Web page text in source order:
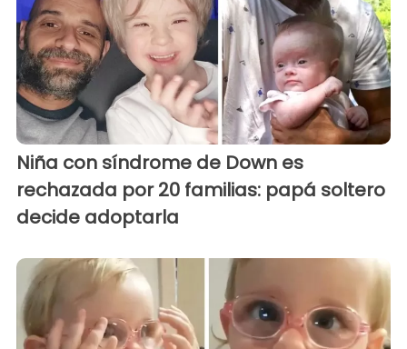
Niña con síndrome de Down es
rechazada por 20 familias: papá soltero
decide adoptarla